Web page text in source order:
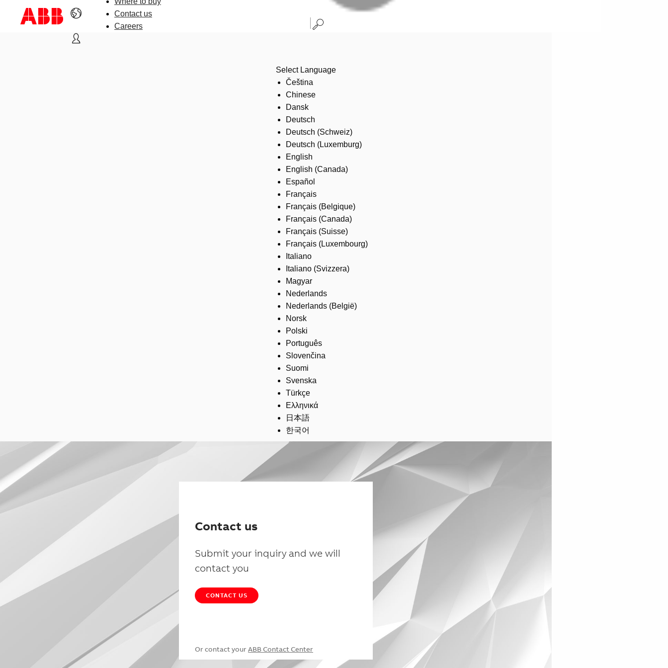
Contact us
Careers
Select Language
Čeština
Chinese
Dansk
Deutsch
Deutsch (Schweiz)
Deutsch (Luxemburg)
English
English (Canada)
Español
Français
Français (Belgique)
Français (Canada)
Français (Suisse)
Français (Luxembourg)
Italiano
Italiano (Svizzera)
Magyar
Nederlands
Nederlands (België)
Norsk
Polski
Português
Slovenčina
Suomi
Svenska
Türkçe
Ελληνικά
日本語
한국어
Contact us
Submit your inquiry and we will
contact you
CONTACT US
Or contact your ABB Contact Center